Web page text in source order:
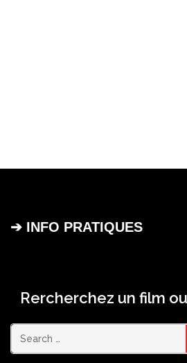
➔ INFO PRATIQUES
Rercherchez un film
Search